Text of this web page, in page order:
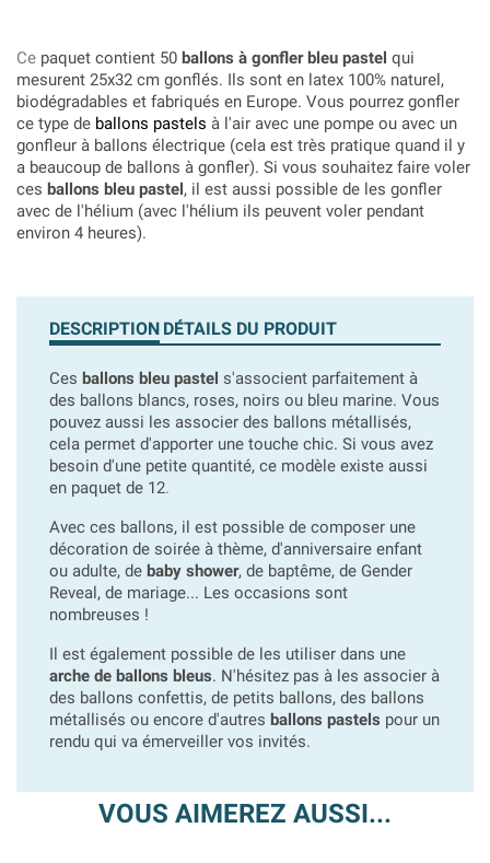
Ce paquet contient 50 ballons à gonfler bleu pastel qui
mesurent 25x32 cm gonflés. Ils sont en latex 100% naturel,
biodégradables et fabriqués en Europe. Vous pourrez gonfler
ce type de ballons pastels à l'air avec une pompe ou avec un
gonfleur à ballons électrique (cela est très pratique quand il y
a beaucoup de ballons à gonfler). Si vous souhaitez faire voler
ces ballons bleu pastel, il est aussi possible de les gonfler
avec de l'hélium (avec l'hélium ils peuvent voler pendant
environ 4 heures).
DESCRIPTION DÉTAILS DU PRODUIT
Ces ballons bleu pastel s'associent parfaitement à
des ballons blancs, roses, noirs ou bleu marine. Vous
pouvez aussi les associer des ballons métallisés,
cela permet d'apporter une touche chic. Si vous avez
besoin d'une petite quantité, ce modèle existe aussi
en paquet de 12.
Avec ces ballons, il est possible de composer une
décoration de soirée à thème, d'anniversaire enfant
ou adulte, de baby shower, de baptême, de Gender
Reveal, de mariage... Les occasions sont
nombreuses !
Il est également possible de les utiliser dans une
arche de ballons bleus. N'hésitez pas à les associer à
des ballons confettis, de petits ballons, des ballons
métallisés ou encore d'autres ballons pastels pour un
rendu qui va émerveiller vos invités.
VOUS AIMEREZ AUSSI...